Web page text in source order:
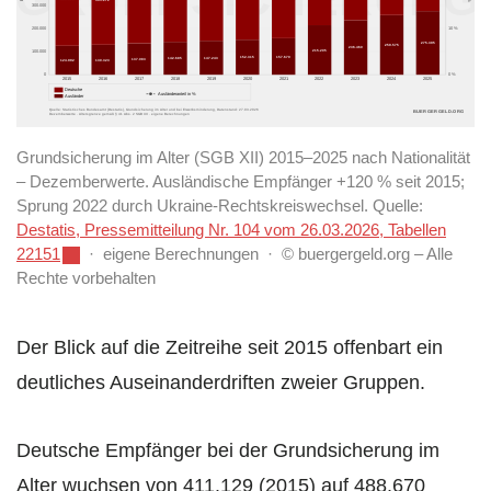
100.000
200.000
300.000
0 %
10 %
124.992
2015
130.323
2016
137.083
2017
142.685
2018
147.243
2019
152.315
2020
157.670
2021
215.205
2022
236.460
2023
259.575
2024
275.395
2025
Deutsche
Ausländer Ausländeranteil in %
Quelle: Statistisches Bundesamt (Destatis), Grundsicherung im Alter und bei Erwerbsminderung, Datenstand: 27.03.2026
Dezemberwerte · Altersgrenze gemäß § 41 Abs. 2 SGB XII · eigene Berechnungen
BUERGERGELD.ORG
Grundsicherung im Alter (SGB XII) 2015–2025 nach Nationalität
– Dezemberwerte. Ausländische Empfänger +120 % seit 2015;
Sprung 2022 durch Ukraine-Rechtskreiswechsel. Quelle:
Destatis, Pressemitteilung Nr. 104 vom 26.03.2026, Tabellen
22151
· eigene Berechnungen · © buergergeld.org – Alle
Rechte vorbehalten
Der Blick auf die Zeitreihe seit 2015 offenbart ein
deutliches Auseinanderdriften zweier Gruppen.
Deutsche Empfänger bei der Grundsicherung im
Alter wuchsen von 411.129 (2015) auf 488.670